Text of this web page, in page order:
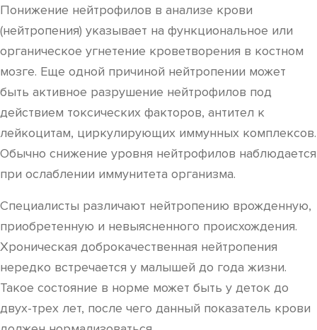
Понижение нейтрофилов в анализе крови
(нейтропения) указывает на функциональное или
органическое угнетение кроветворения в костном
мозге. Еще одной причиной нейтропении может
быть активное разрушение нейтрофилов под
действием токсических факторов, антител к
лейкоцитам, циркулирующих иммунных комплексов.
Обычно снижение уровня нейтрофилов наблюдается
при ослаблении иммунитета организма.
Специалисты различают нейтропению врожденную,
приобретенную и невыясненного происхождения.
Хроническая доброкачественная нейтропения
нередко встречается у малышей до года жизни.
Такое состояние в норме может быть у деток до
двух-трех лет, после чего данный показатель крови